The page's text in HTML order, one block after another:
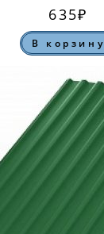
635₽
В корзину